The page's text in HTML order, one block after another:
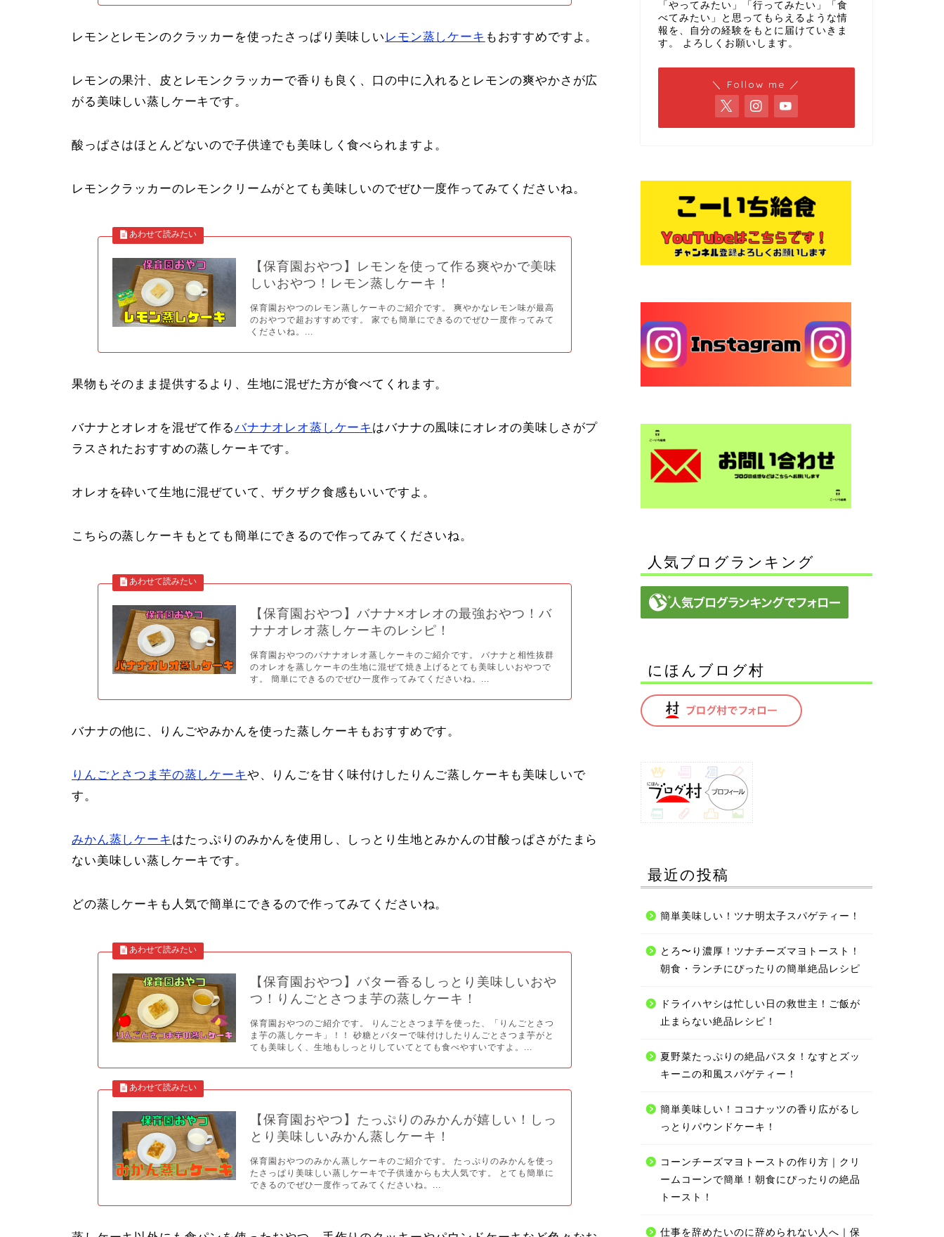
レモンとレモンのクラッカーを使ったさっぱり美味しい レモン蒸しケーキ もおすすめですよ。
レモンの果汁、皮とレモンクラッカーで香りも良く、口の中に入れるとレモンの爽やかさが広
がる美味しい蒸しケーキです。
酸っぱさはほとんどないので子供達でも美味しく食べられますよ。
レモンクラッカーのレモンクリームがとても美味しいのでぜひ一度作ってみてくださいね。
【保育園おやつ】レモンを使って作る爽やかで美味
しいおやつ！レモン蒸しケーキ！
保育園おやつのレモン蒸しケーキのご紹介です。 爽やかなレモン味が最高
のおやつで超おすすめです。 家でも簡単にできるのでぜひ一度作ってみて
くださいね。...
果物もそのまま提供するより、生地に混ぜた方が食べてくれます。
バナナとオレオを混ぜて作るバナナオレオ蒸しケーキ はバナナの風味にオレオの美味しさがプ
ラスされたおすすめの蒸しケーキです。
オレオを砕いて生地に混ぜていて、ザクザク食感もいいですよ。
こちらの蒸しケーキもとても簡単にできるので作ってみてくださいね。
【保育園おやつ】バナナ×オレオの最強おやつ！バ
ナナオレオ蒸しケーキのレシピ！
保育園おやつのバナナオレオ蒸しケーキのご紹介です。 バナナと相性抜群
のオレオを蒸しケーキの生地に混ぜて焼き上げるとても美味しいおやつで
す。 簡単にできるのでぜひ一度作ってみてくださいね。...
バナナの他に、りんごやみかんを使った蒸しケーキもおすすめです。
りんごとさつま芋の蒸しケーキや、りんごを甘く味付けしたりんご蒸しケーキも美味しいで
す。
みかん蒸しケーキ はたっぷりのみかんを使用し、しっとり生地とみかんの甘酸っぱさがたまら
ない美味しい蒸しケーキです。
どの蒸しケーキも人気で簡単にできるので作ってみてくださいね。
【保育園おやつ】バター香るしっとり美味しいおや
つ！りんごとさつま芋の蒸しケーキ！
保育園おやつのご紹介です。 りんごとさつま芋を使った、「りんごとさつ
ま芋の蒸しケーキ」！！ 砂糖とバターで味付けしたりんごとさつま芋がと
ても美味しく、生地もしっとりしていてとても食べやすいですよ。...
【保育園おやつ】たっぷりのみかんが嬉しい！しっ
とり美味しいみかん蒸しケーキ！
保育園おやつのみかん蒸しケーキのご紹介です。 たっぷりのみかんを使っ
たさっぱり美味しい蒸しケーキで子供達からも大人気です。 とても簡単に
できるのでぜひ一度作ってみてくださいね。...
「やってみたい」「行ってみたい」「食
べてみたい」と思ってもらえるような情
報を、自分の経験をもとに届けていきま
す。 よろしくお願いします。
＼ Follow me ／
人気ブログランキング
にほんブログ村
最近の投稿
簡単美味しい！ツナ明太子スパゲティー！
とろ〜り濃厚！ツナチーズマヨトースト！
朝食・ランチにぴったりの簡単絶品レシピ
ドライハヤシは忙しい日の救世主！ご飯が
止まらない絶品レシピ！
夏野菜たっぷりの絶品パスタ！なすとズッ
キーニの和風スパゲティー！
簡単美味しい！ココナッツの香り広がるし
っとりパウンドケーキ！
コーンチーズマヨトーストの作り方｜クリ
ームコーンで簡単！朝食にぴったりの絶品
トースト！
仕事を辞めたいのに辞められない人へ｜保